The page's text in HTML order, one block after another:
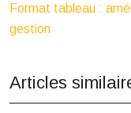
Format tableau :
gestion
Articles